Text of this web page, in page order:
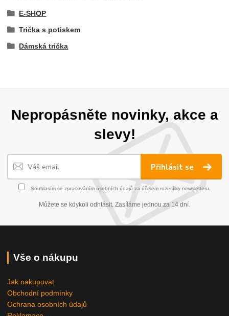
E-SHOP
Trička s potiskem
Dámská trička
Nepropásněte novinky, akce a
slevy!
Přihlásit se
Souhlasím se zpracováním osobních údajů za účelem rozesílky newsletteru.
Můžete se kdykoli odhlásit. Zasíláme jednou za 14 dní.
Vše o nákupu
Jak nakupovat
Obchodní podmínky
Ochrana osobních údajů